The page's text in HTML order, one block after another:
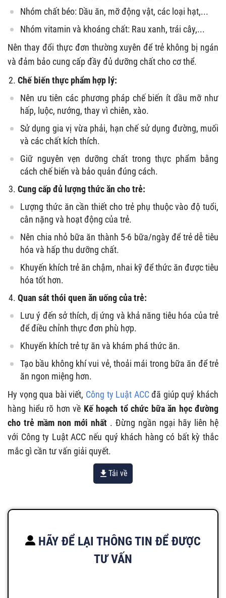
Nhóm chất béo: Dầu ăn, mỡ động vật, các loại hạt,...
Nhóm vitamin và khoáng chất: Rau xanh, trái cây,...
Nên thay đổi thực đơn thường xuyên để trẻ không bị ngán
và đảm bảo cung cấp đầy đủ dưỡng chất cho cơ thể.
Chế biến thực phẩm hợp lý:
Nên ưu tiên các phương pháp chế biến ít dầu mỡ như
hấp, luộc, nướng, thay vì chiên, xào.
Sử dụng gia vị vừa phải, hạn chế sử dụng đường, muối
và các chất kích thích.
Giữ nguyên vẹn dưỡng chất trong thực phẩm bằng
cách chế biến và bảo quản đúng cách.
Cung cấp đủ lượng thức ăn cho trẻ:
Lượng thức ăn cần thiết cho trẻ phụ thuộc vào độ tuổi,
cân nặng và hoạt động của trẻ.
Nên chia nhỏ bữa ăn thành 5-6 bữa/ngày để trẻ dễ tiêu
hóa và hấp thu dưỡng chất.
Khuyến khích trẻ ăn chậm, nhai kỹ để thức ăn được tiêu
hóa tốt hơn.
Quan sát thói quen ăn uống của trẻ:
Lưu ý đến sở thích, dị ứng và khả năng tiêu hóa của trẻ
để điều chỉnh thực đơn phù hợp.
Khuyến khích trẻ tự ăn và khám phá thức ăn.
Tạo bầu không khí vui vẻ, thoải mái trong bữa ăn để trẻ
ăn ngon miệng hơn.
Hy vọng qua bài viết, Công ty Luật ACCđã giúp quý khách
hàng hiểu rõ hơn về Kế hoạch tổ chức bữa ăn học đường
cho trẻ mầm non mới nhất . Đừng ngần ngại hãy liên hệ
với Công ty Luật ACC nếu quý khách hàng có bất kỳ thắc
mắc gì cần tư vấn giải quyết.
Tải về
HÃY ĐỂ LẠI THÔNG TIN ĐỂ ĐƯỢC
TƯ VẤN